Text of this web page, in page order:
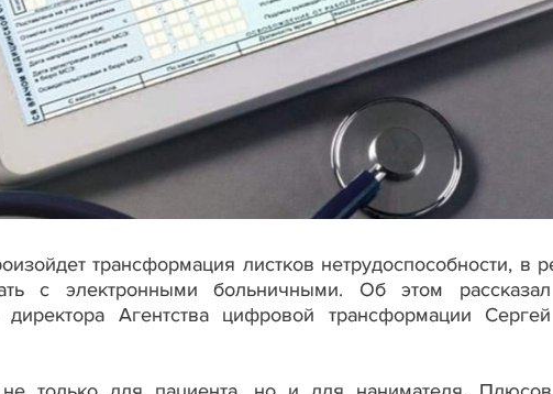
трансформация листков нетрудоспособности, в
с электронными больничными. Об этом
директора Агентства цифровой трансформации